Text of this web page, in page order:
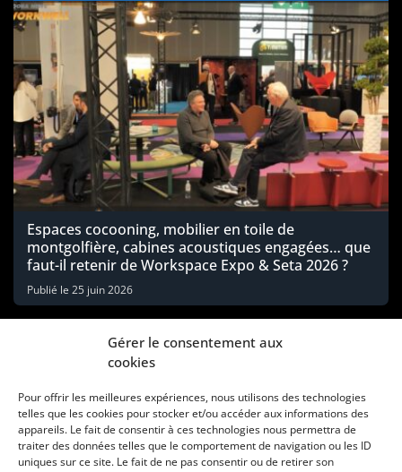
Gérer le consentement aux
cookies
Pour offrir les meilleures expériences, nous utilisons des technologies
telles que les cookies pour stocker et/ou accéder aux informations des
appareils. Le fait de consentir à ces technologies nous permettra de
traiter des données telles que le comportement de navigation ou les ID
uniques sur ce site. Le fait de ne pas consentir ou de retirer son
Espaces cocooning, mobilier en toile de
montgolfière, cabines acoustiques engagées… que
faut-il retenir de Workspace Expo & Seta 2026 ?
Publié le 25 juin 2026